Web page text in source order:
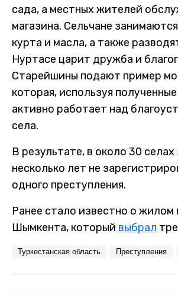
сада, а местных жителей
магазина. Сельчане
курта и масла, а также
Нуртасе царит дружба и
Старейшины подают пример
которая, используя
активно работает над
села.
В результате, в около 30
несколько лет не
одного преступления.
Ранее стало известно о жилом
Шымкента, который выбрал
Туркестанская область Преступления